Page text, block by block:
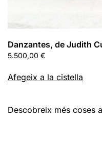
Danzantes, de Judith
5.500,00 €
Afegeix a la cistella
Descobreix més coses